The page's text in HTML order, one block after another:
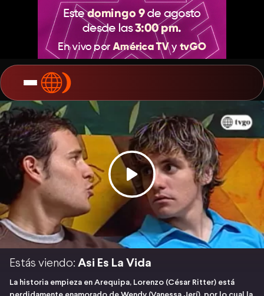
Estás viendo: Asi Es La Vida
La historia empieza en Arequipa, Lorenzo (César Ritter) está